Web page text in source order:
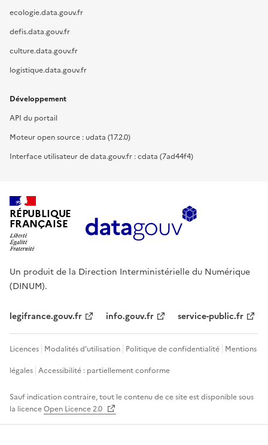
ecologie.data.gouv.fr
defis.data.gouv.fr
culture.data.gouv.fr
logistique.data.gouv.fr
Développement
API du portail
Moteur open source : udata (17.2.0)
Interface utilisateur de data.gouv.fr : cdata (7ad44f4)
RÉPUBLIQUE
FRANÇAISE
Un produit de la Direction Interministérielle du Numérique
(DINUM).
legifrance.gouv.fr info.gouv.fr service-public.fr
Licences Modalités d'utilisation Politique de confidentialité Mentions
légales Accessibilité : partiellement conforme
Sauf indication contraire, tout le contenu de ce site est disponible sous
la licenceOpen Licence 2.0